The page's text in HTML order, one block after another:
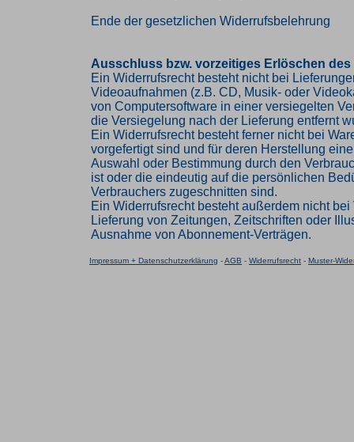
Ende der gesetzlichen Widerrufsbelehrung
Ausschluss bzw. vorzeitiges Erlöschen
Ein Widerrufsrecht besteht nicht bei
Videoaufnahmen (z.B. CD, Musik- oder
von Computersoftware in einer versiegelten
die Versiegelung nach der Lieferung entfernt
Ein Widerrufsrecht besteht ferner nicht bei
vorgefertigt sind und für deren Herstellung
Auswahl oder Bestimmung durch den
ist oder die eindeutig auf die persönlichen
Verbrauchers zugeschnitten sind.
Ein Widerrufsrecht besteht außerdem nicht bei
Lieferung von Zeitungen, Zeitschriften oder
Ausnahme von Abonnement-Verträgen.
Impressum + Datenschutzerklärung -AGB - Widerrufsrecht - Muster-